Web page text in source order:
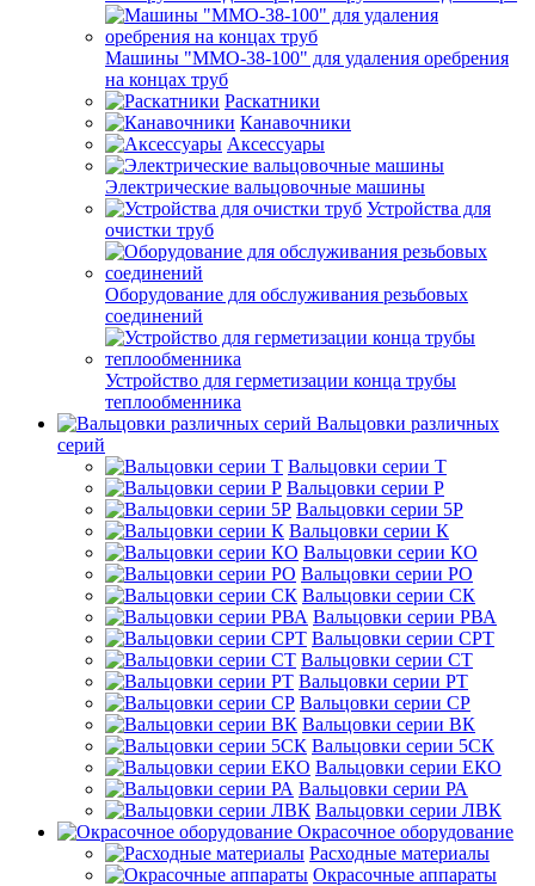
Машины "ММО-38-100" для удаления оребрения
на концах труб
Раскатники
Канавочники
Аксессуары
Электрические вальцовочные машины
Устройства для
очистки труб
Оборудование для обслуживания резьбовых
соединений
Устройство для герметизации конца трубы
теплообменника
Вальцовки различных
серий
Вальцовки серии Т
Вальцовки серии Р
Вальцовки серии 5Р
Вальцовки серии К
Вальцовки серии КО
Вальцовки серии РО
Вальцовки серии СК
Вальцовки серии РВА
Вальцовки серии СРТ
Вальцовки серии СТ
Вальцовки серии РТ
Вальцовки серии СР
Вальцовки серии ВК
Вальцовки серии 5СК
Вальцовки серии ЕКО
Вальцовки серии РА
Вальцовки серии ЛВК
Окрасочное оборудование
Расходные материалы
Окрасочные аппараты